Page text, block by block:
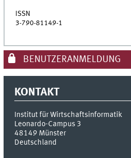
ISSN
3-790-81149-1
BENUTZERANMELDUNG
KONTAKT
Institut für Wirtschaftsinformatik
Leonardo-Campus 3
48149 Münster
Deutschland